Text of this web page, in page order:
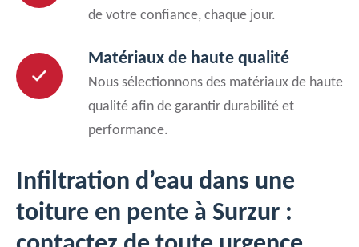
de votre confiance, chaque jour.
Matériaux de haute qualité
Nous sélectionnons des matériaux de haute
qualité afin de garantir durabilité et
performance.
Infiltration d’eau dans une
toiture en pente à Surzur :